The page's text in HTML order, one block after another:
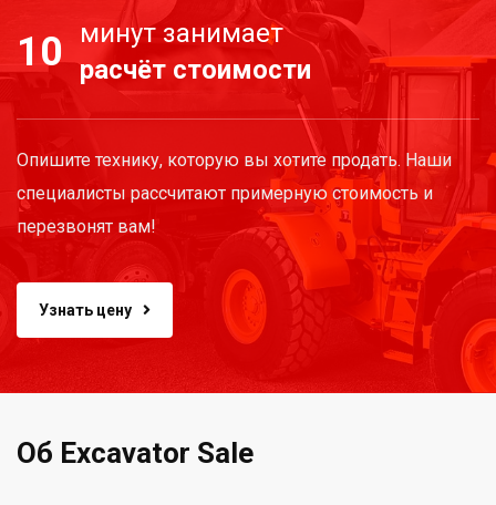
10
минут занимает
расчёт стоимости
Опишите технику, которую вы хотите продать. Наши
специалисты рассчитают примерную стоимость и
перезвонят вам!
Узнать цену
Об Excavator Sale